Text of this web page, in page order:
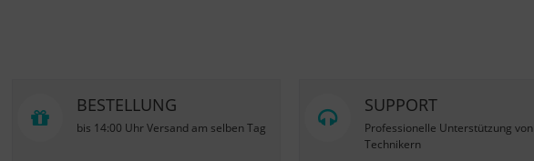
BESTELLUNG
bis 14:00 Uhr Versand am selben Tag
SUPPORT
Professionelle Unterstützung von
Technikern